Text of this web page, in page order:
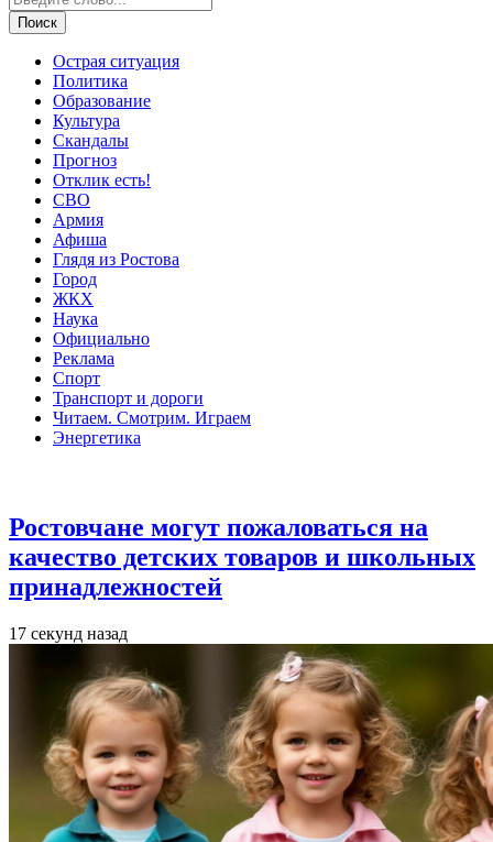
Острая ситуация
Политика
Образование
Культура
Скандалы
Прогноз
Отклик есть!
СВО
Армия
Афиша
Глядя из Ростова
Город
ЖКХ
Наука
Официально
Реклама
Спорт
Транспорт и дороги
Читаем. Смотрим. Играем
Энергетика
Ростовчане могут пожаловаться на
качество детских товаров и школьных
принадлежностей
17 секунд назад